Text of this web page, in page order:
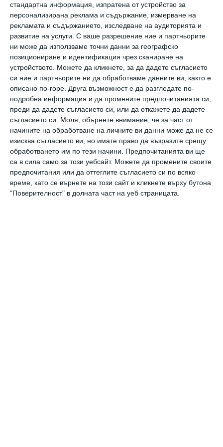
стандартна информация, изпратена от устройство за
персонализирана реклама и съдържание, измерване на
рекламата и съдържанието, изследване на аудиторията и
развитие на услуги. С ваше разрешение ние и партньорите
ни може да използваме точни данни за географско
позициониране и идентификация чрез сканиране на
устройството. Можете да кликнете, за да дадете съгласието
си ние и партньорите ни да обработваме данните ви, както е
описано по-горе. Друга възможност е да разгледате по-
подробна информация и да промените предпочитанията си,
преди да дадете съгласието си, или да откажете да дадете
съгласието си.
Моля, обърнете внимание, че за част от
начините на обработване на личните ви данни може да не се
изисква съгласието ви, но имате право да възразите срещу
обработването им по тези начини. Предпочитанията ви ще
са в сила само за този уебсайт. Можете да промените своите
предпочитания или да оттеглите съгласието си по всяко
време, като се върнете на този сайт и кликнете върху бутона
"Поверителност" в долната част на уеб страницата.
да стане майка. Така на 42 години успяла да
зачене с материал от донор“, разказва
Дейрдре.
Приятелката ѝ урежда среща с АГ
специалист по репродуктивно здраве. След
като преминава изследвания и тестове,
станало ясно, че Дейрдре не може да
забременее със собствените си яйцеклетки.
Това обаче не я отказва. И тя се решава на
по-трудната процедура – да пробва да
забременее с донорска яйцеклетка и сперма.
„Това е много скъпо решение, в буквалния
смисъл. Всички процедури струваха над